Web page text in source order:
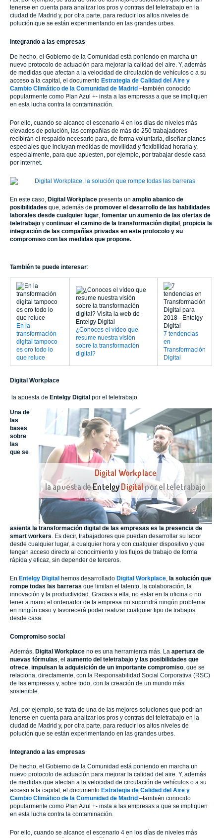
tenerse en cuenta para analizar los pros y contras del teletrabajo en la
ciudad de Madrid y, por otra parte, para reducir los altos niveles de
polución que se están experimentando en las grandes urbes.
Integrando a las empresas
De hecho, el Gobierno de la Comunidad está poniendo en marcha un
nuevo protocolo de actuación para mejorar la calidad del aire. Y, además
de medidas que afectan a la velocidad de circulación de vehículos o a su
acceso a la capital, el documento Estrategia de Calidad del Aire y
Cambio Climático de la Comunidad de Madrid –también conocido
popularmente como Plan Azul +- insta a las empresas a que se impliquen
en esta lucha contra la contaminación.
Por ello, cuando se alcance el escenario 4 en los días de niveles más
elevados de polución, las compañías de más de 250 trabajadores
recibirán el respaldo necesario para, de forma voluntaria, diseñar planes
especiales que incluyan medidas de movilidad y flexibilidad horaria y,
especialmente, para que apuesten, por ejemplo, por trabajar desde casa
por internet.
En este caso, Digital Workplace presenta un amplio abanico de
posibilidades que, además de promover el desarrollo de las habilidades
laborales desde cualquier lugar fomentar un aumento de las ofertas de
teletrabajo y continuar el camino de la transformación digital propicia la
integración de las compañías privadas en este protocolo y su
compromiso con las medidas que propone.
También te puede interesar:
En la
transformación
digital tampoco
es oro todo lo
que reluce
¿Conoces el vídeo que
resume nuestra visión
sobre la transformación
digital?
7 tendencias
en
Transformación
Digital
Digital Workplace
la apuesta de Entelgy Digital por el teletrabajo
Una de
las
bases
sobre
las
que se
asienta la transformación digital de las empresas es la presencia de
smart workers. Es decir, trabajadores que puedan desarrollar su labor
desde cualquier lugar, a cualquier hora y con cualquier dispositivo y que
tengan acceso directo al conocimiento y los flujos de trabajo de forma
rápida y eficaz, sin depender de terceros.
En Entelgy Digital hemos desarrollado Digital Workplace, la solución que
rompe todas las barreras que limitan el talento, la colaboración, la
innovación y la productividad. Gracias a ella, no estar en la oficina o no
tener a mano el ordenador de la empresa no supondrá ningún problema
en ningún caso y favorecerá poder realizar cualquier tipo de trabajos
desde casa.
Compromiso social
Además, Digital Workplace no es una herramienta más. La apertura de
nuevas fórmulas , el aumento del teletrabajo y las posibilidades que
ofrece impulsan la adquisición de un importante compromiso , que se
relaciona, directamente, con la Responsabilidad Social Corporativa (RSC)
de las empresas y, sobre todo, con la creación de un mundo más
sostenible.
Así, por ejemplo, se trata de una de las mejores soluciones que podrían
tenerse en cuenta para analizar los pros y contras del teletrabajo en la
ciudad de Madrid y, por otra parte, para reducir los altos niveles de
polución que se están experimentando en las grandes urbes.
Integrando a las empresas
De hecho, el Gobierno de la Comunidad está poniendo en marcha un
nuevo protocolo de actuación para mejorar la calidad del aire. Y, además
de medidas que afectan a la velocidad de circulación de vehículos o a su
acceso a la capital, el documento Estrategia de Calidad del Aire y
Cambio Climático de la Comunidad de Madrid –también conocido
popularmente como Plan Azul +- insta a las empresas a que se impliquen
en esta lucha contra la contaminación.
Por ello, cuando se alcance el escenario 4 en los días de niveles más